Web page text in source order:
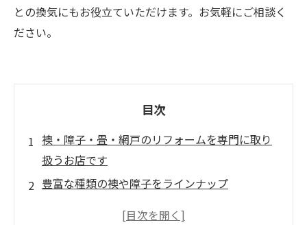
との換気にもお役立ていただけます。お気軽にご相談く
ださい。
目次
襖・障子・畳・網戸のリフォームを専門に取り
扱うお店です
豊富な種類の襖や障子をラインナップ
高品質な施工で、安心してリフォームができま